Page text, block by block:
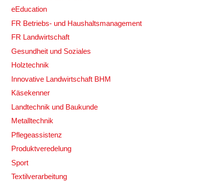
eEducation
FR Betriebs- und Haushaltsmanagement
FR Landwirtschaft
Gesundheit und Soziales
Holztechnik
Innovative Landwirtschaft BHM
Käsekenner
Landtechnik und Baukunde
Metalltechnik
Pflegeassistenz
Produktveredelung
Sport
Textilverarbeitung